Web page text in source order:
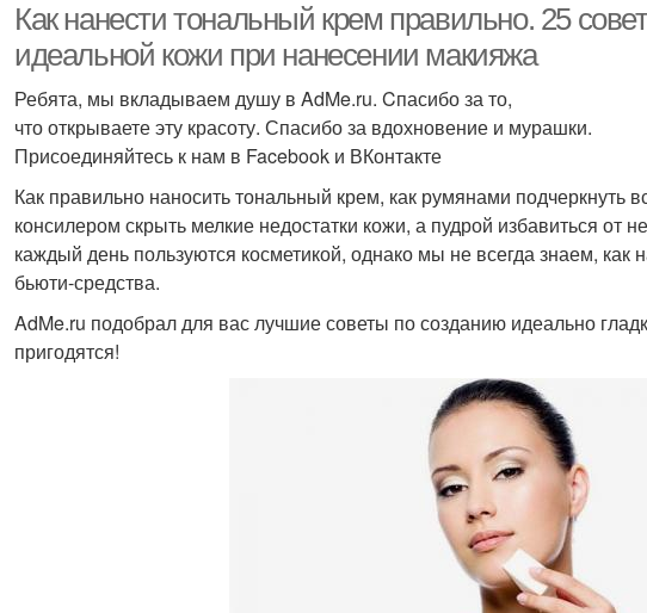
Как нанести тональный крем правильно. 25
идеальной кожи при нанесении макияжа
Ребята, мы вкладываем душу в AdMe.ru. Cпасибо за то,
что открываете эту красоту. Спасибо за вдохновение и мурашки.
Присоединяйтесь к нам в Facebook и ВКонтакте
Как правильно наносить тональный крем, как румянами подчеркнуть
консилером скрыть мелкие недостатки кожи, а пудрой избавиться от
каждый день пользуются косметикой, однако мы не всегда знаем,
бьюти-средства.
AdMe.ru подобрал для вас лучшие советы по созданию идеально
пригодятся!